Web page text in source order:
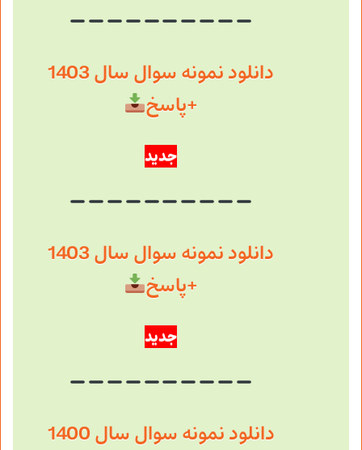
دانلود نمونه سوال سال 1403
+پاسخ
جدید
دانلود نمونه سوال سال 1403
+پاسخ
جدید
دانلود نمونه سوال سال 1400